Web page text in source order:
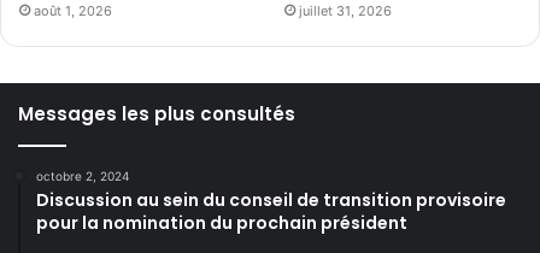
août 1, 2026 juillet 31, 2026
Messages les plus consultés
octobre 2, 2024
Discussion au sein du conseil de transition provisoire
pour la nomination du prochain président